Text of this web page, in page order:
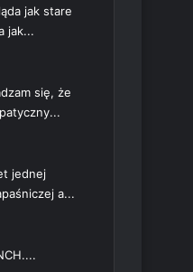
jak stare
jak...
się, że
jednej
a...